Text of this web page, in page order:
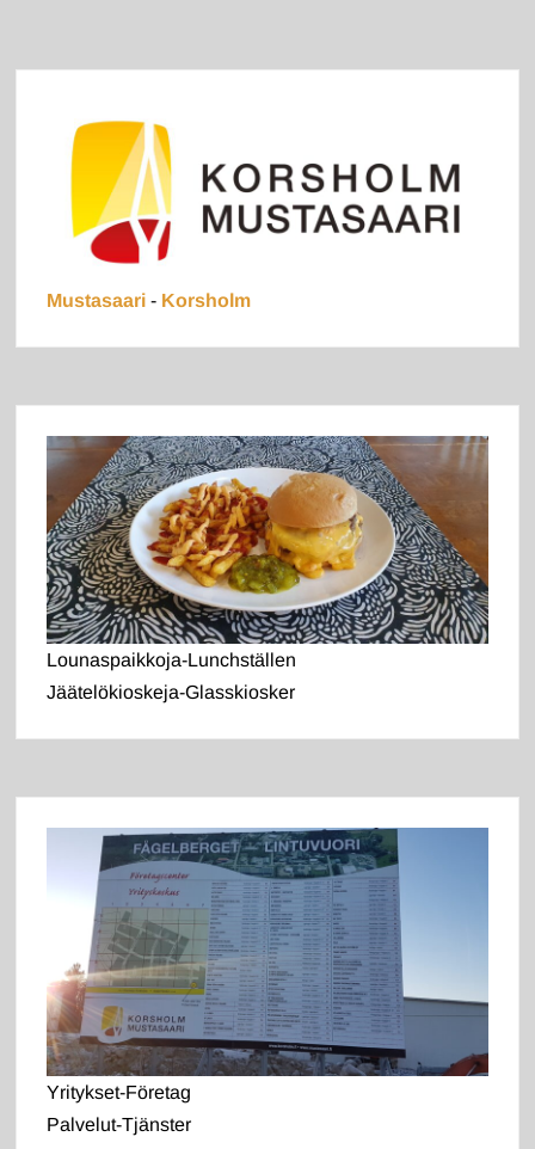
Mustasaari - Korsholm
Lounaspaikkoja-Lunchställen
Jäätelökioskeja-Glasskiosker
Yritykset-Företag
Palvelut-Tjänster